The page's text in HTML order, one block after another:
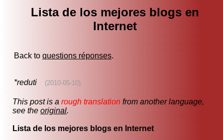
Lista de los mejores blogs en
Internet
Back to questions réponses.
*reduti (2010-05-10)
This post is a rough translation from another language,
see the original.
Lista de los mejores blogs en Internet